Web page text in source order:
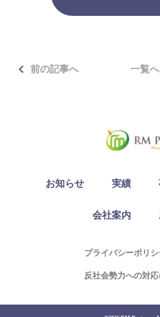
前の記事へ 一覧
お知らせ 実績
会社案内
プライバシーポリ
反社会勢力への対